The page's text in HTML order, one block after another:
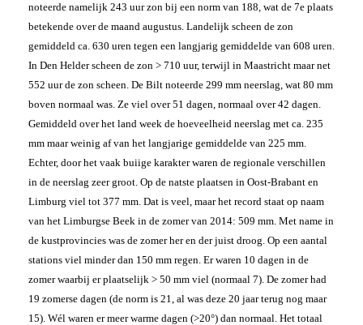
noteerde namelijk 243 uur zon bij een norm van 188, wat de 7e plaats
betekende over de maand augustus. Landelijk scheen de zon
gemiddeld ca. 630 uren tegen een langjarig gemiddelde van 608 uren.
In Den Helder scheen de zon > 710 uur, terwijl in Maastricht maar net
552 uur de zon scheen. De Bilt noteerde 299 mm neerslag, wat 80 mm
boven normaal was. Ze viel over 51 dagen, normaal over 42 dagen.
Gemiddeld over het land week de hoeveelheid neerslag met ca. 235
mm maar weinig af van het langjarige gemiddelde van 225 mm.
Echter, door het vaak buiige karakter waren de regionale verschillen
in de neerslag zeer groot. Op de natste plaatsen in Oost-Brabant en
Limburg viel tot 377 mm. Dat is veel, maar het record staat op naam
van het Limburgse Beek in de zomer van 2014: 509 mm. Met name in
de kustprovincies was de zomer her en der juist droog. Op een aantal
stations viel minder dan 150 mm regen. Er waren 10 dagen in de
zomer waarbij er plaatselijk > 50 mm viel (normaal 7). De zomer had
19 zomerse dagen (de norm is 21, al was deze 20 jaar terug nog maar
15). Wél waren er meer warme dagen (>20°) dan normaal. Het totaal